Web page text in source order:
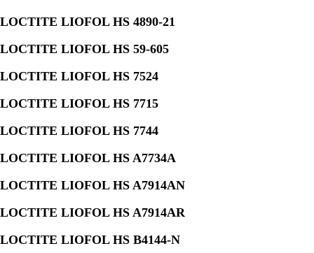
LOCTITE LIOFOL HS 4890-21
LOCTITE LIOFOL HS 59-605
LOCTITE LIOFOL HS 7524
LOCTITE LIOFOL HS 7715
LOCTITE LIOFOL HS 7744
LOCTITE LIOFOL HS A7734A
LOCTITE LIOFOL HS A7914AN
LOCTITE LIOFOL HS A7914AR
LOCTITE LIOFOL HS B4144-N